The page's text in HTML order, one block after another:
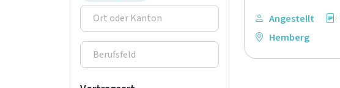
Angestellt
Hemberg